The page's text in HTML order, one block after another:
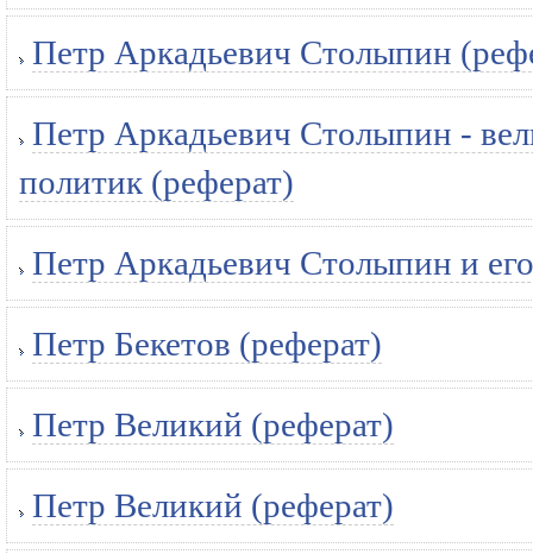
Петр Аркадьевич Столыпин
Петр Аркадьевич Столыпин -
политик (реферат)
Петр Аркадьевич Столыпин и
Петр Бекетов (реферат)
Петр Великий (реферат)
Петр Великий (реферат)